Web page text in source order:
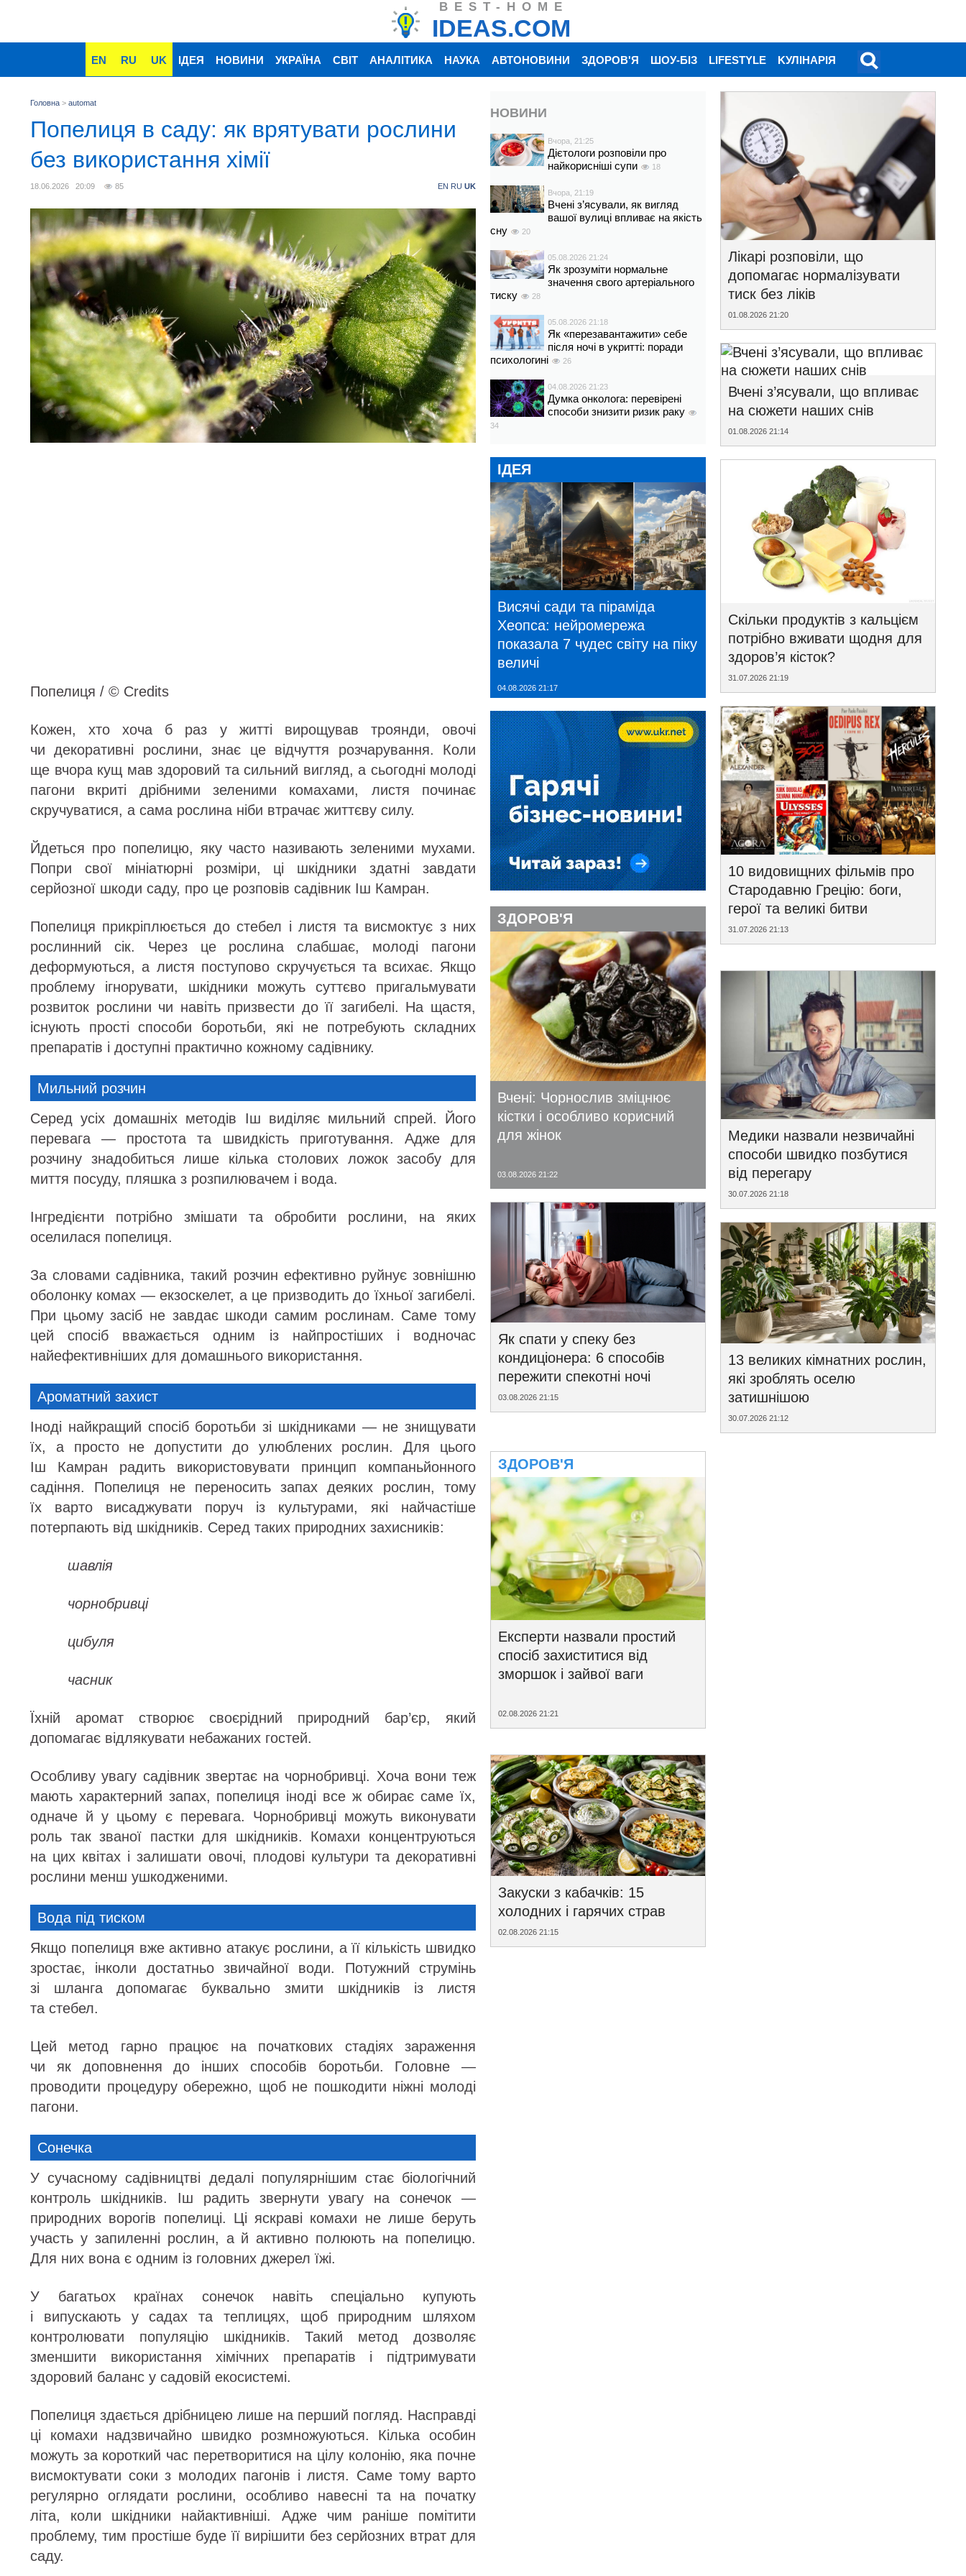
BEST-HOME
IDEAS.COM
EN RU UK ІДЕЯ НОВИНИ УКРАЇНА СВІТ АНАЛІТИКА НАУКА АВТОНОВИНИ ЗДОРОВ'Я ШОУ-БІЗ LIFESTYLE KУЛІНАРІЯ
Головна > automat
Попелиця в саду: як врятувати рослини
без використання хімії
18.06.2026 20:09 85 EN RU UK
Попелиця / © Credits
Кожен, хто хоча б раз у житті вирощував троянди, овочі
чи декоративні рослини, знає це відчуття розчарування. Коли
ще вчора кущ мав здоровий та сильний вигляд, а сьогодні молоді
пагони вкриті дрібними зеленими комахами, листя починає
скручуватися, а сама рослина ніби втрачає життєву силу.
Йдеться про попелицю, яку часто називають зеленими мухами.
Попри свої мініатюрні розміри, ці шкідники здатні завдати
серйозної шкоди саду, про це розповів садівник Іш Камран.
Попелиця прикріплюється до стебел і листя та висмоктує з них
рослинний сік. Через це рослина слабшає, молоді пагони
деформуються, а листя поступово скручується та всихає. Якщо
проблему ігнорувати, шкідники можуть суттєво пригальмувати
розвиток рослини чи навіть призвести до її загибелі. На щастя,
існують прості способи боротьби, які не потребують складних
препаратів і доступні практично кожному садівнику.
Мильний розчин
Серед усіх домашніх методів Іш виділяє мильний спрей. Його
перевага — простота та швидкість приготування. Адже для
розчину знадобиться лише кілька столових ложок засобу для
миття посуду, пляшка з розпилювачем і вода.
Інгредієнти потрібно змішати та обробити рослини, на яких
оселилася попелиця.
За словами садівника, такий розчин ефективно руйнує зовнішню
оболонку комах — екзоскелет, а це призводить до їхньої загибелі.
При цьому засіб не завдає шкоди самим рослинам. Саме тому
цей спосіб вважається одним із найпростіших і водночас
найефективніших для домашнього використання.
Ароматний захист
Іноді найкращий спосіб боротьби зі шкідниками — не знищувати
їх, а просто не допустити до улюблених рослин. Для цього
Іш Камран радить використовувати принцип компаньйонного
садіння. Попелиця не переносить запах деяких рослин, тому
їх варто висаджувати поруч із культурами, які найчастіше
потерпають від шкідників. Серед таких природних захисників:
шавлія
чорнобривці
цибуля
часник
Їхній аромат створює своєрідний природний бар’єр, який
допомагає відлякувати небажаних гостей.
Особливу увагу садівник звертає на чорнобривці. Хоча вони теж
мають характерний запах, попелиця іноді все ж обирає саме їх,
одначе й у цьому є перевага. Чорнобривці можуть виконувати
роль так званої пастки для шкідників. Комахи концентруються
на цих квітах і залишати овочі, плодові культури та декоративні
рослини менш ушкодженими.
Вода під тиском
Якщо попелиця вже активно атакує рослини, а її кількість швидко
зростає, інколи достатньо звичайної води. Потужний струмінь
зі шланга допомагає буквально змити шкідників із листя
та стебел.
Цей метод гарно працює на початкових стадіях зараження
чи як доповнення до інших способів боротьби. Головне —
проводити процедуру обережно, щоб не пошкодити ніжні молоді
пагони.
Сонечка
У сучасному садівництві дедалі популярнішим стає біологічний
контроль шкідників. Іш радить звернути увагу на сонечок —
природних ворогів попелиці. Ці яскраві комахи не лише беруть
участь у запиленні рослин, а й активно полюють на попелицю.
Для них вона є одним із головних джерел їжі.
У багатьох країнах сонечок навіть спеціально купують
і випускають у садах та теплицях, щоб природним шляхом
контролювати популяцію шкідників. Такий метод дозволяє
зменшити використання хімічних препаратів і підтримувати
здоровий баланс у садовій екосистемі.
Попелиця здається дрібницею лише на перший погляд. Насправді
ці комахи надзвичайно швидко розмножуються. Кілька особин
можуть за короткий час перетворитися на цілу колонію, яка почне
висмоктувати соки з молодих пагонів і листя. Саме тому варто
регулярно оглядати рослини, особливо навесні та на початку
літа, коли шкідники найактивніші. Адже чим раніше помітити
проблему, тим простіше буде її вирішити без серйозних втрат для
саду.
НОВИНИ
Вчора, 21:25
Дієтологи розповіли про
найкорисніші супи
18
Вчора, 21:19
Вчені з’ясували, як вигляд
вашої вулиці впливає на якість
сну
20
05.08.2026 21:24
Як зрозуміти нормальне
значення свого артеріального
тиску
28
05.08.2026 21:18
Як «перезавантажити» себе
після ночі в укритті: поради
психологині
26
04.08.2026 21:23
Думка онколога: перевірені
способи знизити ризик раку
34
ІДЕЯ
Висячі сади та піраміда
Хеопса: нейромережа
показала 7 чудес світу на піку
величі
04.08.2026 21:17
ЗДОРОВ'Я
Вчені: Чорнослив зміцнює
кістки і особливо корисний
для жінок
03.08.2026 21:22
Як спати у спеку без
кондиціонера: 6 способів
пережити спекотні ночі
03.08.2026 21:15
ЗДОРОВ'Я
Експерти назвали простий
спосіб захиститися від
зморшок і зайвої ваги
02.08.2026 21:21
Закуски з кабачків: 15
холодних і гарячих страв
02.08.2026 21:15
Лікарі розповіли, що
допомагає нормалізувати
тиск без ліків
01.08.2026 21:20
Вчені з’ясували, що впливає
на сюжети наших снів
01.08.2026 21:14
Скільки продуктів з кальцієм
потрібно вживати щодня для
здоров’я кісток?
31.07.2026 21:19
10 видовищних фільмів про
Стародавню Грецію: боги,
герої та великі битви
31.07.2026 21:13
Медики назвали незвичайні
способи швидко позбутися
від перегару
30.07.2026 21:18
13 великих кімнатних рослин,
які зроблять оселю
затишнішою
30.07.2026 21:12